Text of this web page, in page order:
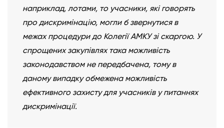
наприклад, лотами, то учасники, які говорять
про дискримінацію, могли б звернутися в
межах процедури до Колегії АМКУ зі скаргою. У
спрощених закупівлях така можливість
законодавством не передбачена, тому в
даному випадку обмежена можливість
ефективного захисту для учасників у питаннях
дискримінації.